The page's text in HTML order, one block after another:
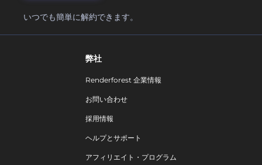
いつでも簡単に解約できます。
弊社
Renderforest 企業情報
お問い合わせ
採用情報
ヘルプとサポート
アフィリエイト・プログラム